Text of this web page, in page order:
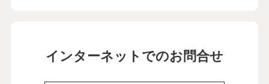
インターネットでのお問合せ